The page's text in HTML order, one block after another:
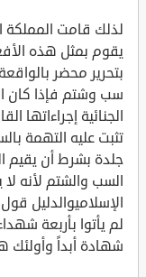
لذلك قامت المملكة
يقوم بمثل هذه
بتحرير محضر
سب وشتم فإذا كان
الجنائية إجراءاتها
تثبت عليه التهمة
جلدة بشرط أن يقيم
السب والشتم لأنه
الإسلاميوالدليل
لم يأتوا بأربعة
شهادة أبداً